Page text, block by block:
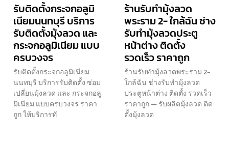
รับติดตั้งกระจกอลูมิ
เนียมนนทบุรี บริการ
รับติดตั้งมุ้งลวด และ
กระจกอลูมิเนียม แบบ
ครบวงจร
รับติดตั้งกระจกอลูมิเนียม
นนทบุรี บริการรับติดตั้ง ซ่อม
เปลี่ยนมุ้งลวด และ กระจกอลู
มิเนียม แบบครบวงจร ราคา
ถูก ให้บริการทั
ร้านรับทำมุ้งลวด
พระราม 2- ใกล้ฉัน ช่าง
รับทำมุ้งลวดประตู
หน้าต่าง ติดตั้ง
รวดเร็ว ราคาถูก
ร้านรับทำมุ้งลวดพระราม 2-
ใกล้ฉัน ช่างรับทำมุ้งลวด
ประตูหน้าต่าง ติดตั้ง รวดเร็ว
ราคาถูก — รับผลิตมุ้งลวด ติด
ตั้งมุ้งลวด